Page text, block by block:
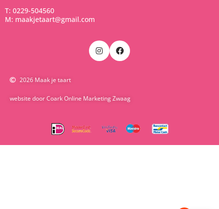
T: 0229-504560
M: maakjetaart@gmail.com
2026 Maak je taart
website door Coark Online Marketing Zwaag